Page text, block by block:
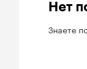
Нет
Знаете